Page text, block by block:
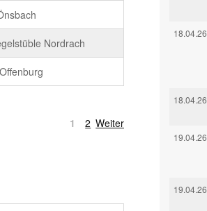
Nordrach
1 2 Weiter
18.04.26
18.04.26
19.04.26
19.04.26